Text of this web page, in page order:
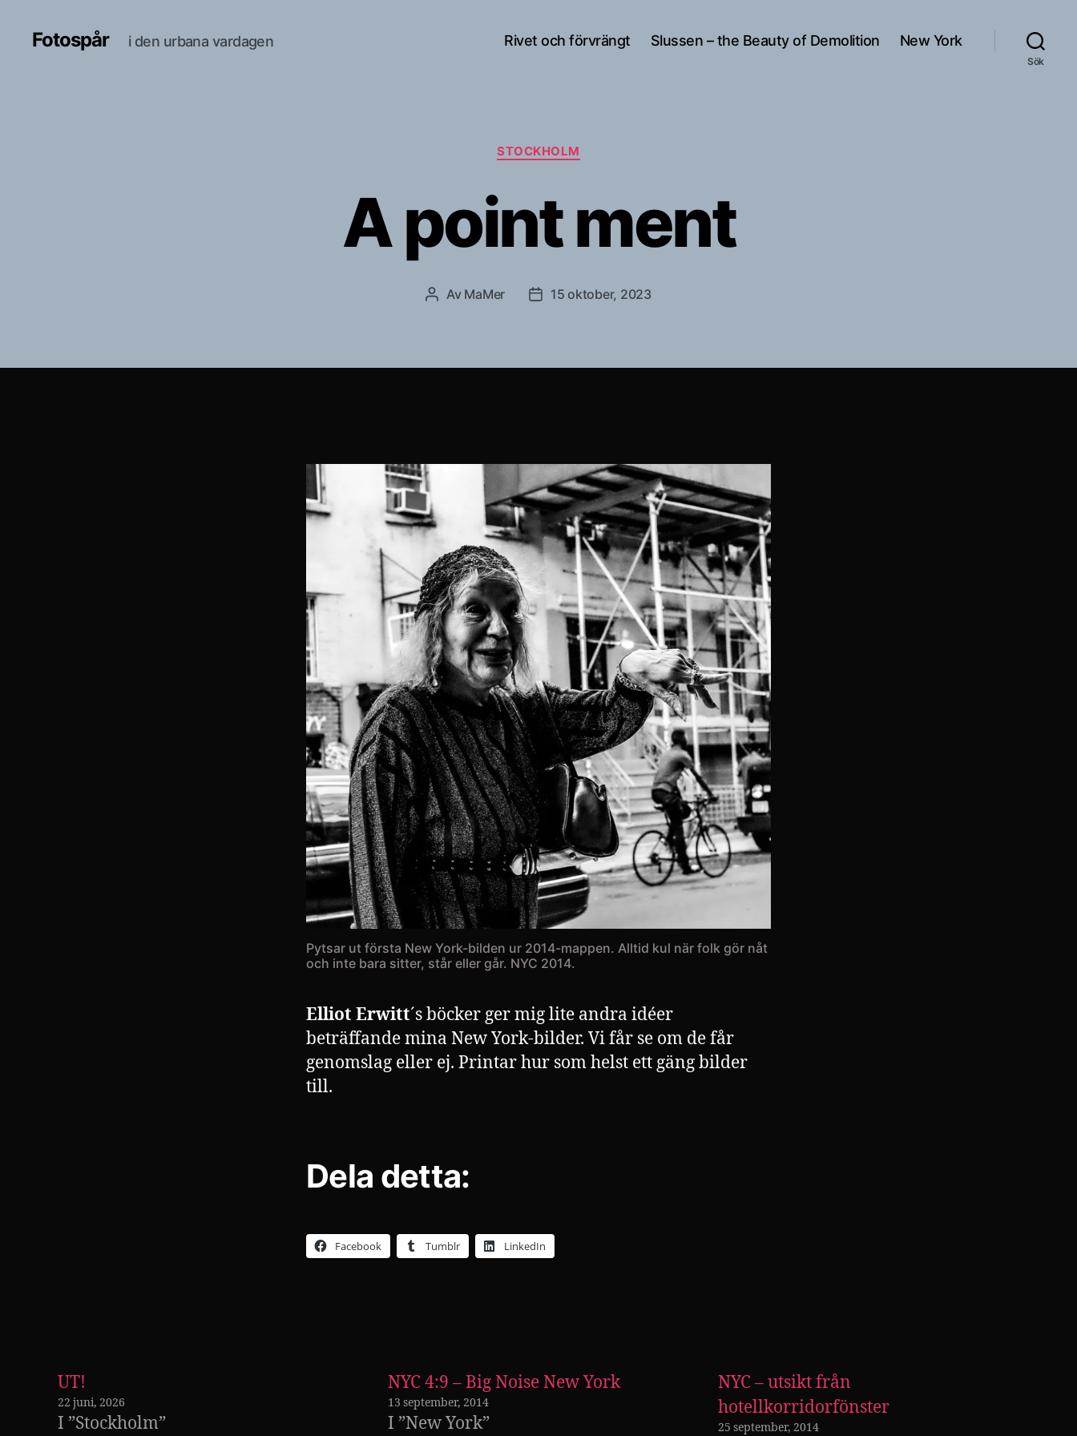
Fotospår i den urbana vardagen Rivet och förvrängt Slussen – the Beauty of Demolition New York
Sök
Kategorier
STOCKHOLM
A point ment
Inläggsförfattare
Av MaMer Inläggsdatum
15 oktober, 2023
Pytsar ut första New York-bilden ur 2014-mappen. Alltid kul när folk gör nåt
och inte bara sitter, står eller går. NYC 2014.
Elliot Erwitt´s böcker ger mig lite andra idéer
beträffande mina New York-bilder. Vi får se om de får
genomslag eller ej. Printar hur som helst ett gäng bilder
till.
Dela detta:
Facebook Tumblr LinkedIn
UT!
22 juni, 2026
I ”Stockholm”
NYC 4:9 – Big Noise New York
13 september, 2014
I ”New York”
NYC – utsikt från
hotellkorridorfönster
25 september, 2014